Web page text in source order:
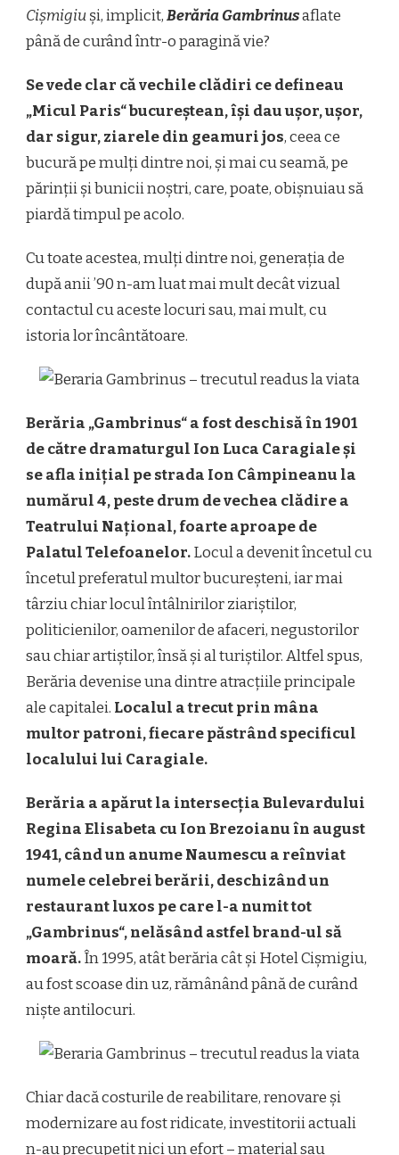
Cișmigiuși, implicit,Berăria Gambrinusaflate
până de curând într-o paragină vie?
Se vede clar că vechile clădiri ce defineau
„Micul Paris“ bucureștean, își dau ușor, ușor,
dar sigur, ziarele din geamuri jos, ceea ce
bucură pe mulți dintre noi, și mai cu seamă, pe
părinții și bunicii noștri, care, poate, obișnuiau să
piardă timpul pe acolo.
Cu toate acestea, mulți dintre noi, generația de
după anii ’90 n-am luat mai mult decât vizual
contactul cu aceste locuri sau, mai mult, cu
istoria lor încântătoare.
Berăria „Gambrinus“ a fost deschisă în 1901
de către dramaturgul Ion Luca Caragiale și
se afla inițial pe strada Ion Câmpineanu la
numărul 4, peste drum de vechea clădire a
Teatrului Național, foarte aproape de
Palatul Telefoanelor.Locul a devenit încetul cu
încetul preferatul multor bucureșteni, iar mai
târziu chiar locul întâlnirilor ziariștilor,
politicienilor, oamenilor de afaceri, negustorilor
sau chiar artiștilor, însă și al turiștilor. Altfel spus,
Berăria devenise una dintre atracțiile principale
ale capitalei. Localul a trecut prin mâna
multor patroni, fiecare păstrând specificul
localului lui Caragiale.
Berăria a apărut la intersecția Bulevardului
Regina Elisabeta cu Ion Brezoianu în august
1941, când un anume Naumescu a reînviat
numele celebrei berării, deschizând un
restaurant luxos pe care l-a numit tot
„Gambrinus“, nelăsând astfel brand-ul să
moară.În 1995, atât berăria cât și Hotel Cișmigiu,
au fost scoase din uz, rămânând până de curând
niște antilocuri.
Chiar dacă costurile de reabilitare, renovare și
modernizare au fost ridicate, investitorii actuali
n-au precupețit nici un efort – material sau